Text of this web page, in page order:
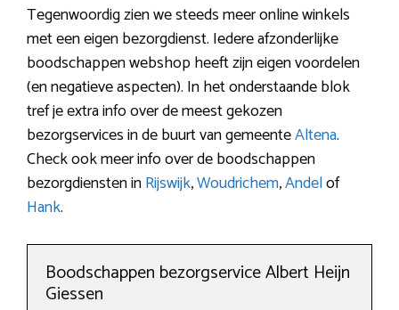
Tegenwoordig zien we steeds meer online winkels
met een eigen bezorgdienst. Iedere afzonderlijke
boodschappen webshop heeft zijn eigen voordelen
(en negatieve aspecten). In het onderstaande blok
tref je extra info over de meest gekozen
bezorgservices in de buurt van gemeenteAltena.
Check ook meer info over de boodschappen
bezorgdiensten inRijswijk,Woudrichem,Andelof
Hank.
Boodschappen bezorgservice Albert Heijn
Giessen